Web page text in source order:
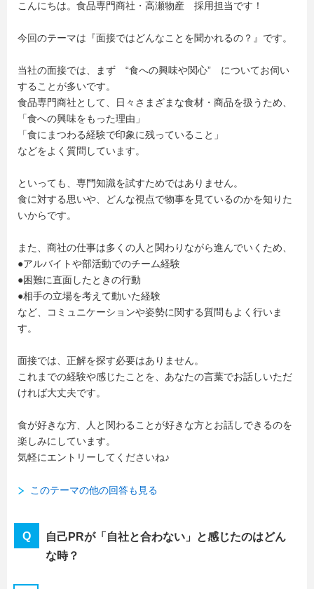
こんにちは。食品専門商社・高瀬物産 採用担当です！
今回のテーマは『面接ではどんなことを聞かれるの？』です。
当社の面接では、まず “食への興味や関心” についてお伺い
することが多いです。
食品専門商社として、日々さまざまな食材・商品を扱うため、
「食への興味をもった理由」
「食にまつわる経験で印象に残っていること」
などをよく質問しています。
といっても、専門知識を試すためではありません。
食に対する思いや、どんな視点で物事を見ているのかを知りた
いからです。
また、商社の仕事は多くの人と関わりながら進んでいくため、
●アルバイトや部活動でのチーム経験
●困難に直面したときの行動
●相手の立場を考えて動いた経験
など、コミュニケーションや姿勢に関する質問もよく行いま
す。
面接では、正解を探す必要はありません。
これまでの経験や感じたことを、あなたの言葉でお話しいただ
ければ大丈夫です。
食が好きな方、人と関わることが好きな方とお話しできるのを
楽しみにしています。
気軽にエントリーしてくださいね♪
このテーマの他の回答も見る
自己PRが「自社と合わない」と感じたのはどん
な時？